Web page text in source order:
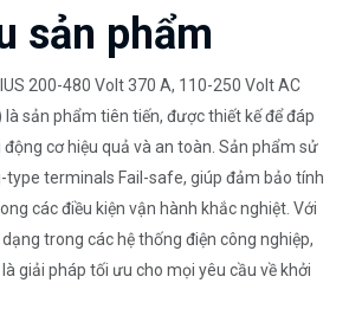
sản phẩm
200-480 Volt 370 A, 110-250 Volt AC
là sản phẩm tiên tiến, được thiết kế để đáp
cơ hiệu quả và an toàn. Sản phẩm sử
type terminals Fail-safe, giúp đảm bảo tính
các điều kiện vận hành khắc nghiệt. Với
trong các hệ thống điện công nghiệp,
giải pháp tối ưu cho mọi yêu cầu về khởi